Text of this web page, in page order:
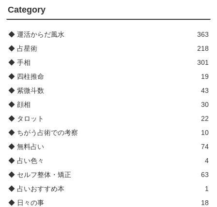
Category
◆ 運活からだ風水
363
◆ 占星術
218
◆ 手相
301
◆ 四柱推命
19
◆ 紫微斗数
43
◆ 顔相
30
◆ タロット
22
◆ ちがう占術での考察
10
◆ 無料占い
74
◆ 占い色々
4
◆ セルフ整体・矯正
63
◆ 占いおすすめ本
1
◆ 日々の事
18